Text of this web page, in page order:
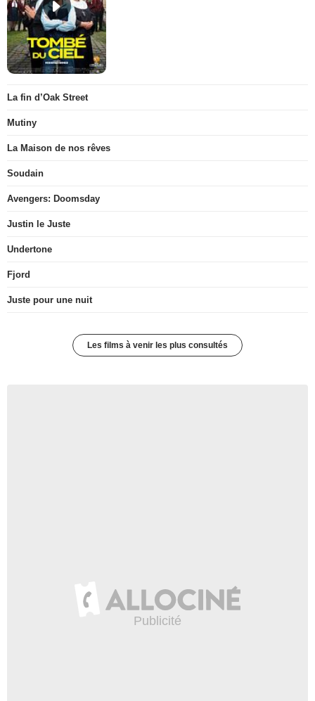
La fin d’Oak Street
Mutiny
La Maison de nos rêves
Soudain
Avengers: Doomsday
Justin le Juste
Undertone
Fjord
Juste pour une nuit
Les films à venir les plus consultés